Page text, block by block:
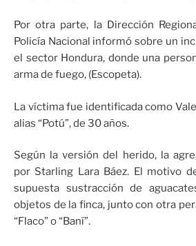
Por otra parte, la Dirección
Policía Nacional informó sobre un
el sector Hondura, donde una
arma de fuego, (Escopeta).
La víctima fue identificada como
alias “Potú”, de 30 años.
Según la versión del herido, la
por Starling Lara Báez. El motivo
supuesta sustracción de
objetos de la finca, junto con otra
“Flaco” o “Baní”.